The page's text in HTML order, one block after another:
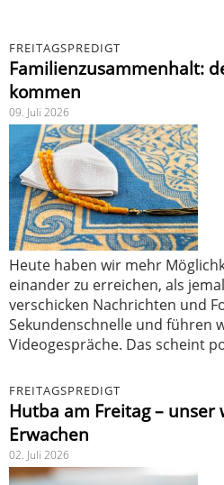
FREITAGSPREDIGT
Familienzusammenhalt:
kommen
09. Juli 2026
Heute haben wir mehr
einander zu erreichen, als
verschicken Nachrichten und
Sekundenschnelle und führen
Videogespräche. Das scheint
FREITAGSPREDIGT
Hutba am Freitag – unser
Erwachen
02. Juli 2026